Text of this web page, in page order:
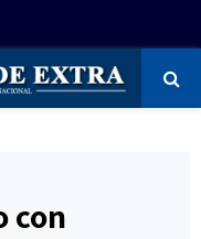
con